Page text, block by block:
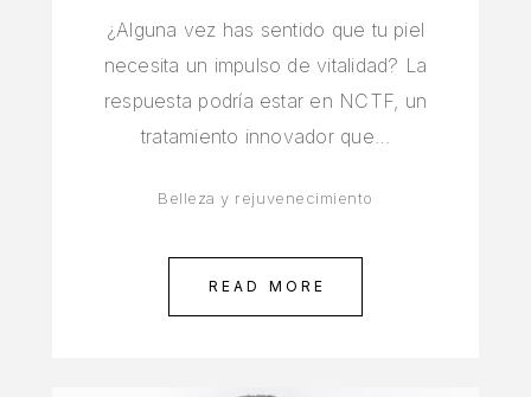
¿Alguna vez has sentido que tu piel
necesita un impulso de vitalidad? La
respuesta podría estar en NCTF, un
tratamiento innovador que…
Belleza y rejuvenecimiento
READ MORE